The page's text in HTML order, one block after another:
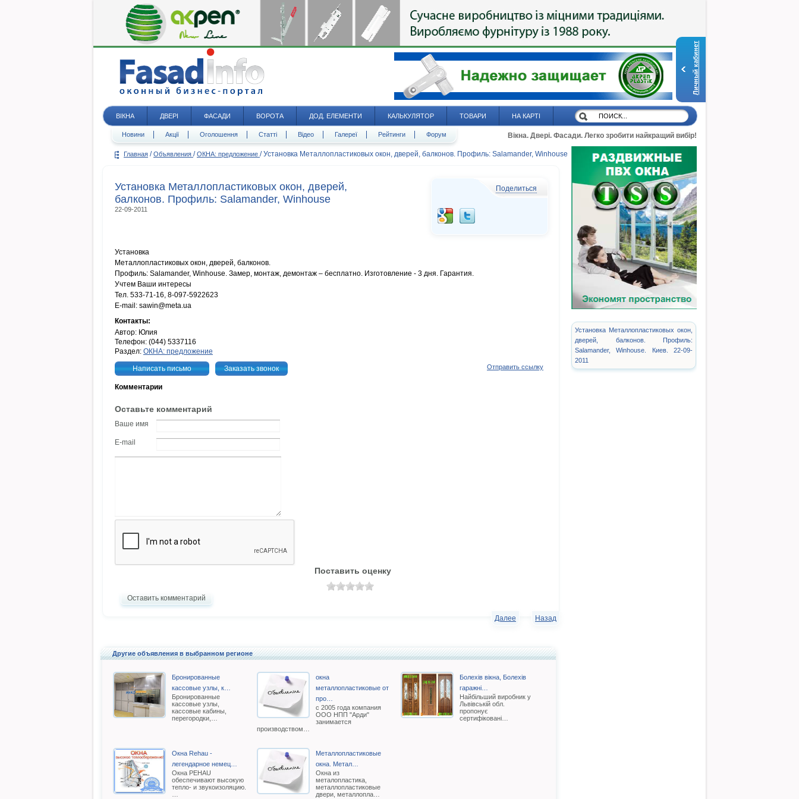
Личный кабинет
ВІКНА ДВЕРІ ФАСАДИ ВОРОТА ДОД. ЕЛЕМЕНТИ КАЛЬКУЛЯТОР ТОВАРИ НА КАРТІ
Новини Акції Оголошення Статті Відео Галереї Рейтинги Форум Вікна. Двері. Фасади. Легко зробити найкращий вибір!
Главная / Объявления / ОКНА: предложение / Установка Металлопластиковых окон, дверей, балконов. Профиль: Salamander, Winhouse
Установка Металлопластиковых окон, дверей,
балконов. Профиль: Salamander, Winhouse
22-09-2011
Поделиться
Установка
Металлопластиковых окон, дверей, балконов.
Профиль: Salamander, Winhouse. Замер, монтаж, демонтаж – бесплатно. Изготовление - 3 дня. Гарантия.
Учтем Ваши интересы
Тел. 533-71-16, 8-097-5922623
E-mail: sawin@meta.ua
Контакты:
Автор: Юлия
Телефон: (044) 5337116
Раздел: ОКНА: предложение
Написать письмо Заказать звонок Отправить ссылку
Комментарии
Оставьте комментарий
Ваше имя
E-mail
Поставить оценку
Оставить комментарий
Назад
Далее
Другие объявления в выбранном регионе
Бронированные
кассовые узлы, к…
Бронированные
кассовые узлы,
кассовые кабины,
перегородки,…
окна
металлопластиковые от
про…
с 2005 года компания
ООО НПП "Арди"
занимается
производством…
Болехів вікна, Болехів
гаражні…
Найбільший виробник у
Львівській обл.
пропонує
сертифіковані…
Окна Rehau -
легендарное немец…
Oкна РEHAU
обеспечивают высокую
тепло- и звукоизоляцию.
Металлопластиковые
окна. Метал…
Окна из
металопластика,
металлопластиковые
двери, металлопла…
Установка Металлопластиковых окон,
дверей, балконов. Профиль:
Salamander, Winhouse. Киев. 22-09-
2011